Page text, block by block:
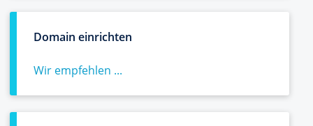
Domain einrichten
Wir empfehlen ...